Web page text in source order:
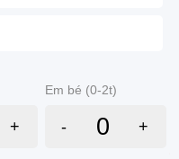
Em bé (0-2t)
+ - +